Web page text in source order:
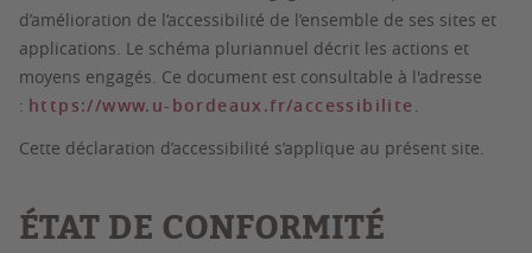
d’amélioration de l’accessibilité de l’ensemble de ses sites et
applications. Le schéma pluriannuel décrit les actions et
moyens engagés. Ce document est consultable à l'adresse
: https://www.u-bordeaux.fr/accessibilite.
Cette déclaration d’accessibilité s’applique au présent site.
ÉTAT DE CONFORMITÉ